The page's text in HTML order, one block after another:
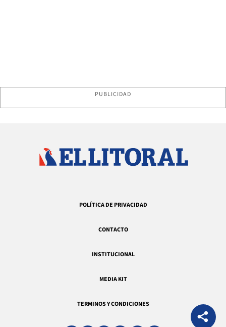
PUBLICIDAD
POLÍTICA DE PRIVACIDAD
CONTACTO
INSTITUCIONAL
MEDIA KIT
TERMINOS Y CONDICIONES